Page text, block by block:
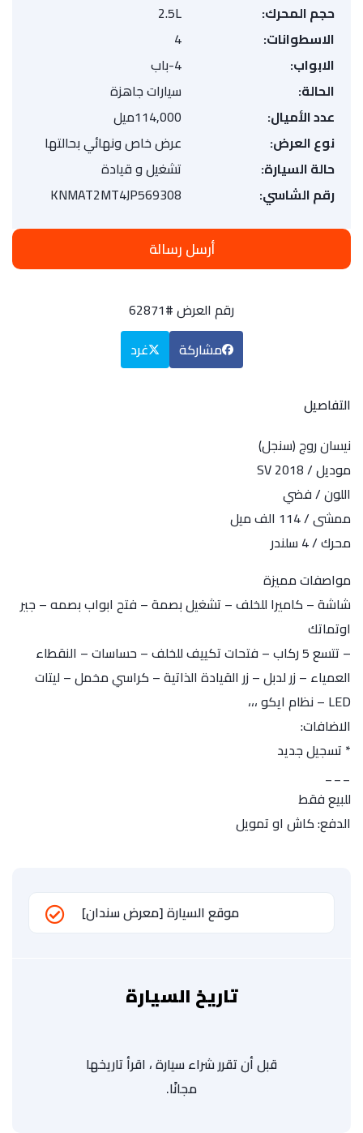
حجم المحرك:
2.5L
الاسطوانات:
4
الابواب:
4-باب
الحالة:
سيارات جاهزة
عدد الأميال:
114,000ميل
نوع العرض:
عرض خاص ونهائي بحالتها
حالة السيارة:
تشغيل و قيادة
رقم الشاسي:
KNMAT2MT4JP569308
أرسل رسالة
رقم العرض #62871
مشاركة
غرد
التفاصيل
نيسان روج (سنجل)
موديل / 2018 SV
اللون / فضي
ممشى / 114 الف ميل
محرك / 4 سلندر
مواصفات مميزة
شاشة – كاميرا للخلف – تشغيل بصمة – فتح ابواب بصمه – جير
اوتماتك
– تتسع 5 ركاب – فتحات تكييف للخلف – حساسات – النقطاء
العمياء – زر لدبل – زر القيادة الذاتية – كراسي مخمل – ليتات
LED – نظام ايكو ،،،
الاضافات:
* تسجيل جديد
___
للبيع فقط
الدفع: كاش او تمويل
موقع السيارة [معرض سندان]
تاريخ السيارة
قبل أن تقرر شراء سيارة ، اقرأ تاريخها
مجانًا.